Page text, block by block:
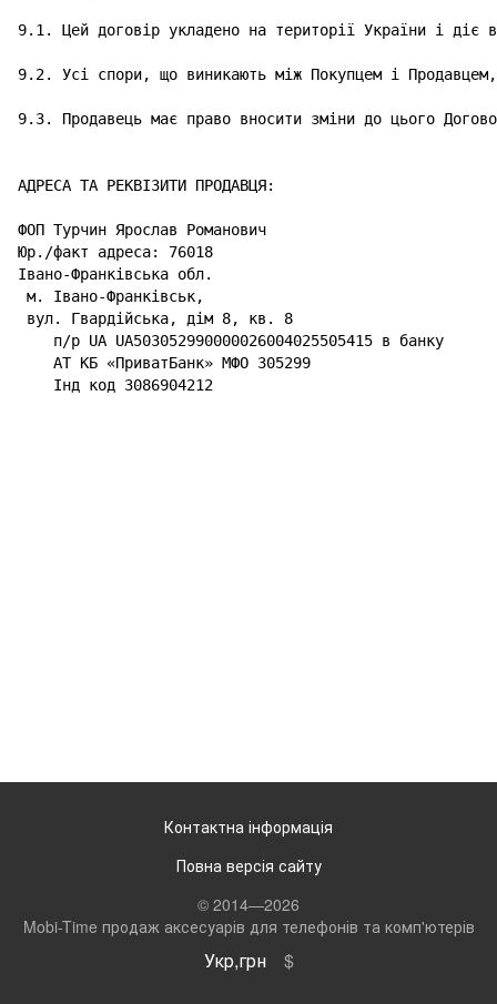
9.1. Цей договір укладено на території України і діє
9.2. Усі спори, що виникають між Покупцем і Продавцем,
9.3. Продавець має право вносити зміни до цього
АДРЕСА ТА РЕКВІЗИТИ ПРОДАВЦЯ:
ФОП Турчин Ярослав Романович
Юр./факт адреса: 76018
Івано-Франківська обл.
м. Івано-Франківськ,
вул. Гвардійська, дім 8, кв. 8
    п/р UA
UA503052990000026004025505415 в банку
    АТ КБ «ПриватБанк» МФО
305299
    Інд код
3086904212
Контактна інформація
Повна версія сайту
© 2014—2026
Mobi-Time продаж аксесуарів для телефонів та комп'ютерів
Укр,грн $